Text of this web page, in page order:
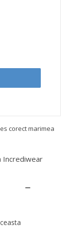
corect marimea
Incrediwear